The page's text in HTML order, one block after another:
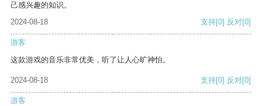
己感兴趣的知识。
2024-08-18
支持[0] 反对[0]
游客
这款游戏的音乐非常优美，听了让人心旷神怡。
2024-08-18 支持[0] 反对[0]
游客